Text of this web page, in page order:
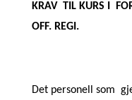
KRAV TIL KURS I
OFF. REGI.
Det personell som